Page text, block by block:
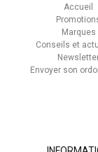
Accueil
Marques
Conseils et
Envoyer son